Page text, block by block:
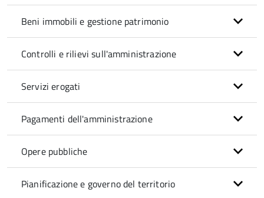
Beni immobili e gestione patrimonio
Controlli e rilievi sull'amministrazione
Servizi erogati
Pagamenti dell'amministrazione
Opere pubbliche
Pianificazione e governo del territorio